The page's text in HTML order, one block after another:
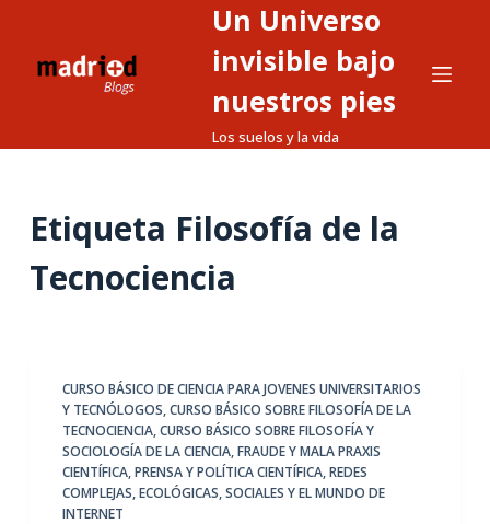
Un Universo
invisible bajo
nuestros pies
Los suelos y la vida
Etiqueta Filosofía de la
Tecnociencia
CURSO BÁSICO DE CIENCIA PARA JOVENES UNIVERSITARIOS
Y TECNÓLOGOS,CURSO BÁSICO SOBRE FILOSOFÍA DE LA
TECNOCIENCIA,CURSO BÁSICO SOBRE FILOSOFÍA Y
SOCIOLOGÍA DE LA CIENCIA,FRAUDE Y MALA PRAXIS
CIENTÍFICA,PRENSA Y POLÍTICA CIENTÍFICA,REDES
COMPLEJAS, ECOLÓGICAS, SOCIALES Y EL MUNDO DE
INTERNET